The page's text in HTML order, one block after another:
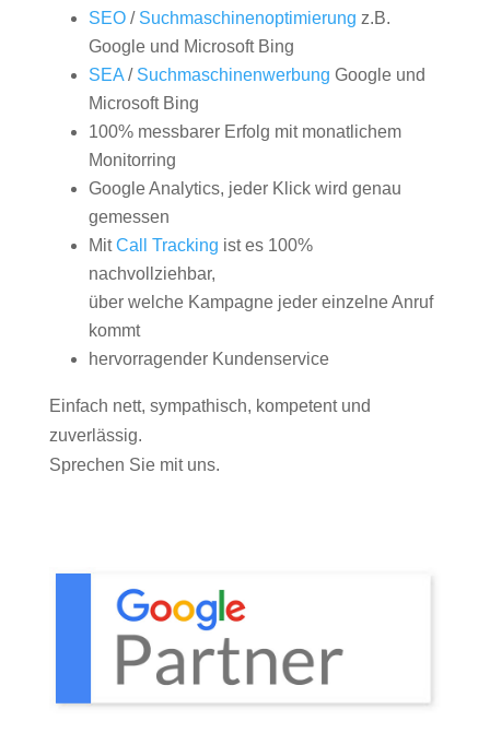
SEO/ Suchmaschinenoptimierung z.B.
Google und Microsoft Bing
SEA/ Suchmaschinenwerbung Google und
Microsoft Bing
100% messbarer Erfolg mit monatlichem
Monitorring
Google Analytics, jeder Klick wird genau
gemessen
MitCall Tracking ist es 100%
nachvollziehbar,
über welche Kampagne jeder einzelne Anruf
kommt
hervorragender Kundenservice
Einfach nett, sympathisch, kompetent und
zuverlässig.
Sprechen Sie mit uns.